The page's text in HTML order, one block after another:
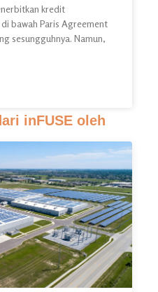
kredit
bawah Paris Agreement
sesungguhnya. Namun,
inFUSE oleh